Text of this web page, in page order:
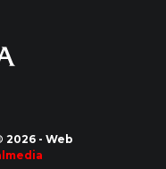
- Web